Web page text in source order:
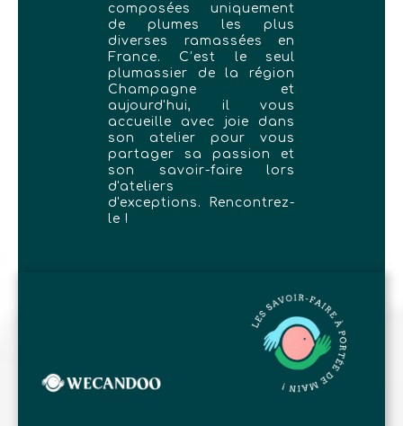
composées uniquement
de plumes les plus
diverses ramassées en
France. C’est le seul
plumassier de la région
Champagne et
aujourd'hui, il vous
accueille avec joie dans
son atelier pour vous
partager sa passion et
son savoir-faire lors
d'ateliers
d'exceptions. Rencontrez-
le !